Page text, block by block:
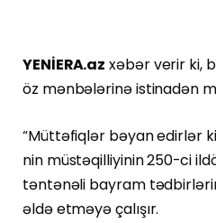
YENİERA.az xəbər verir ki,
öz mənbələrinə istinadən
“Müttəfiqlər bəyan edirlər
nin müstəqilliyinin 250-ci
təntənəli bayram
əldə etməyə çalışır.